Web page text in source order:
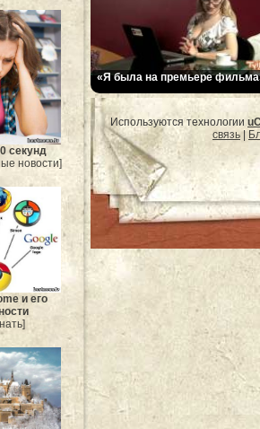
секунд
новости]
и его
«Я была на премьере
Используются технологии
связь